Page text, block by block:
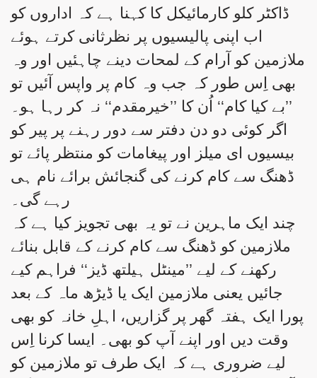
ڈاکٹر کلو کارمائیکل کا کہنا ہے کہ اداروں کو
اب اپنی پالیسیوں پر نظرثانی کرتے ہوئے
ملازمین کو آرام کے لمحات دینے چاہئیں اور وہ
بھی اِس طور کہ جب وہ کام پر واپس آئیں تو
’’بے کیا کام‘‘ اُن کا ’’خیرمقدم‘‘ نہ کر رہا ہو۔
اگر کوئی دو دن دفتر سے دور رہنے پر پیر کو
بیسیوں ای میلز اور پیغامات کو منتظر پائے تو
ڈھنگ سے کام کرنے کی گنجائش برائے نام ہی
رہے گی۔
چند ایک ماہرین نے تو یہ بھی تجویز کیا ہے کہ
ملازمین کو ڈھنگ سے کام کرنے کے قابل بنائے
رکھنے کے لیے ’’مینٹل ہیلتھ ڈیز‘‘ فراہم کیے
جائیں یعنی ملازمین ایک یا ڈیڑھ ماہ کے بعد
پورا ایک ہفتہ گھر پر گزاریں، اہلِ خانہ کو بھی
وقت دیں اور اپنے آپ کو بھی۔ ایسا کرنا اِس
لیے ضروری ہے کہ ایک طرف تو ملازمین کو